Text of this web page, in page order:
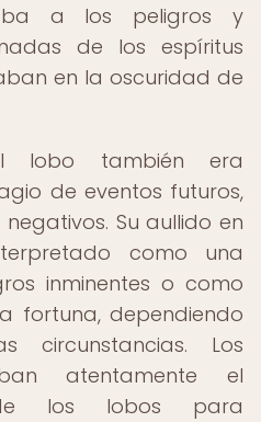
a los peligros y
de los espíritus
en la oscuridad de
lobo también era
de eventos futuros,
Su aullido en
como una
inminentes o como
fortuna, dependiendo
Los
atentamente el
de los lobos para